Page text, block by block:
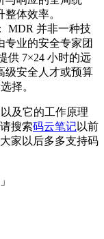
体效率。
MDR 并非一种技
专业的安全专家团
供 7×24 小时的远
级安全人才或预算
择。
及它的工作原理
搜索码云笔记以前
家以后多多支持码